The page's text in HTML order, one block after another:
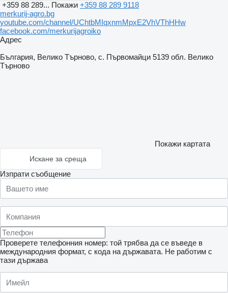
+359 88 289... Покажи +359 88 289 9118
merkurij-agro.bg
youtube.com/channel/UChtbMIqxnmMpxE2VhVThHHw
facebook.com/merkurijagroiko
Адрес
България, Велико Търново, с. Първомайци 5139 обл. Велико
Търново
Покажи картата
Искане за среща
Изпрати съобщение
Проверете телефонния номер: той трябва да се въведе в
международния формат, с кода на държавата. Не работим с
тази държава